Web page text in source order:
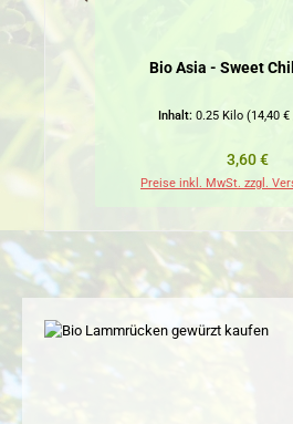
Bio Asia - Sweet
Inhalt: 0.25 Kilo (14,40
Regulärer
3,60 €
Preise inkl. MwSt. zzgl.